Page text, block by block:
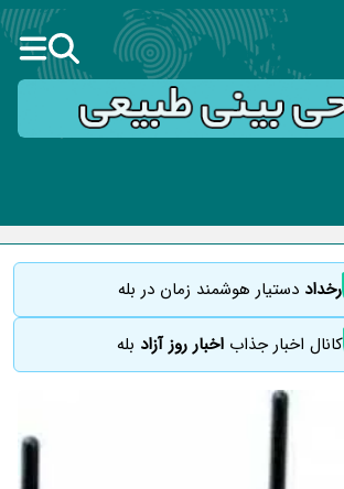
رخداددستیار هوشمند زمان در بله
کانال اخبار جذاباخبار روز آزاد بله